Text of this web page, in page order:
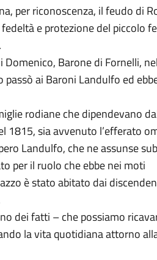
per riconoscenza, il feudo di
e protezione del piccolo
Barone di Fornelli,
ai Baroni Landulfo ed
rodiane che dipendevano
1815, sia avvenuto l’efferato
Landulfo, che ne assunse
per il ruolo che ebbe nei moti
è stato abitato dai
dei fatti – che possiamo
la vita quotidiana attorno